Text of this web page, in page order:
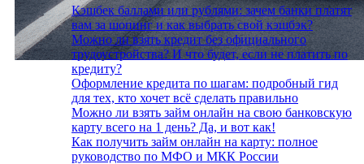
Кэшбек баллами или рублями: зачем банки платят
вам за шопинг и как выбрать свой кэшбэк?
Можно ли взять кредит без официального
трудоустройства? И что будет, если не платить по
кредиту?
Оформление кредита по шагам: подробный гид
для тех, кто хочет всё сделать правильно
Можно ли взять займ онлайн на свою банковскую
карту всего на 1 день? Да, и вот как!
Как получить займ онлайн на карту: полное
руководство по МФО и МКК России